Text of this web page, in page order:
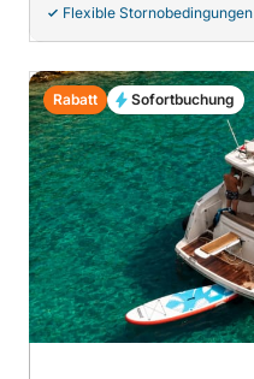
Flexible Stornobedingungen
Rabatt Sofortbuchung